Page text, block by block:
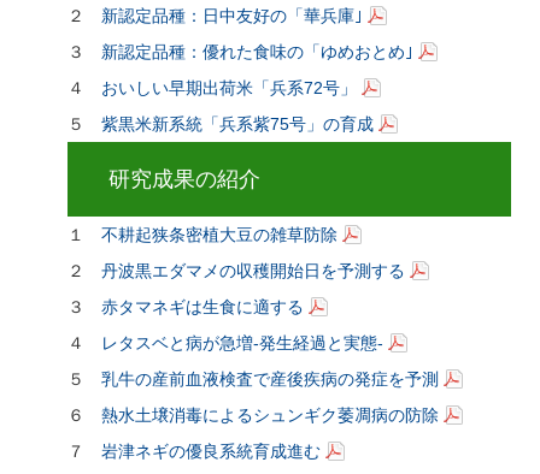
２ 新認定品種：日中友好の「華兵庫｣
３ 新認定品種：優れた食味の「ゆめおとめ｣
４ おいしい早期出荷米「兵系72号」
５ 紫黒米新系統「兵系紫75号」の育成
研究成果の紹介
１ 不耕起狭条密植大豆の雑草防除
２ 丹波黒エダマメの収穫開始日を予測する
３ 赤タマネギは生食に適する
４
レタスベと病が急増-発生経過と実態-
５ 乳牛の産前血液検査で産後疾病の発症を予測
６ 熱水土壌消毒によるシュンギク萎凋病の防除
７ 岩津ネギの優良系統育成進む